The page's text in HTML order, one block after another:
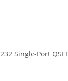
Single-Port